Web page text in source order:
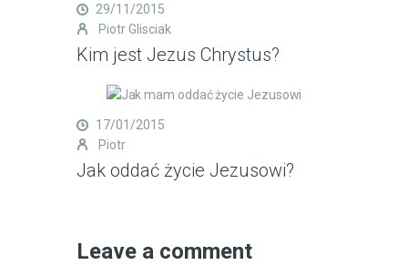
29/11/2015
Piotr Glisciak
Kim jest Jezus Chrystus?
17/01/2015
Piotr
Jak oddać życie Jezusowi?
Leave a comment